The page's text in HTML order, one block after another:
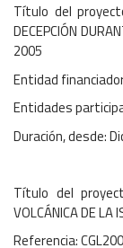
Título del
DECEPCIÓN
2005
Entidad
Entidades
Duración, desde:
Título del
VOLCÁNICA DE LA
Referencia: